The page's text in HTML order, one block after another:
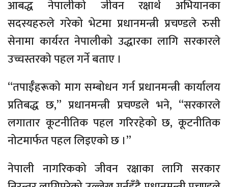
आबद्ध नेपालीको जीवन रक्षार्थ अभियानका
सदस्यहरुले गरेको भेटमा प्रधानमन्त्री प्रचण्डले रुसी
सेनामा कार्यरत नेपालीको उद्धारका लागि सरकारले
उच्चस्तरको पहल गर्ने बताए ।
“तपाईँहरूको माग सम्बोधन गर्न प्रधानमन्त्री कार्यालय
प्रतिबद्ध छ,” प्रधानमन्त्री प्रचण्डले भने, “सरकारले
लगातार कूटनीतिक पहल गरिरहेको छ, कूटनीतिक
नोटमार्फत पहल लिइएको छ ।”
नेपाली नागरिकको जीवन रक्षाका लागि सरकार